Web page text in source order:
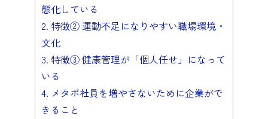
態化している
2. 特徴② 運動不足になりやすい職場環境・
文化
3. 特徴③ 健康管理が「個人任せ」になって
いる
4. メタボ社員を増やさないために企業がで
きること